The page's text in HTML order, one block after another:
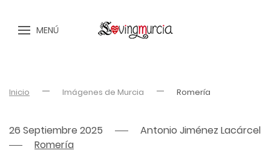
MENÚ
Inicio Imágenes de Murcia Romería
26 Septiembre 2025
Antonio Jiménez Lacárcel
Romería